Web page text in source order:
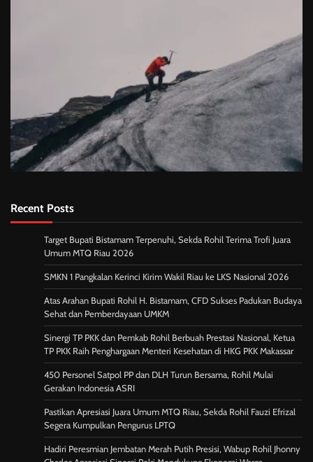
Recent Posts
Target Bupati Bistamam Terpenuhi, Sekda Rohil Terima Trofi Juara
Umum MTQ Riau 2026
SMKN 1 Pangkalan Kerinci Kirim Wakil Riau ke LKS Nasional 2026
Atas Arahan Bupati Rohil H. Bistamam, CFD Sukses Padukan Budaya
Sehat dan Pemberdayaan UMKM
Sinergi TP PKK dan Pemkab Rohil Berbuah Prestasi Nasional, Ketua
TP PKK Raih Penghargaan Menteri Kesehatan di HKG PKK Makassar
450 Personel Satpol PP dan DLH Turun Bersama, Rohil Mulai
Gerakan Indonesia ASRI
Pastikan Apresiasi Juara Umum MTQ Riau, Sekda Rohil Fauzi Efrizal
Segera Kumpulkan Pengurus LPTQ
Hadiri Peresmian Jembatan Merah Putih Presisi, Wabup Rohil Jhonny